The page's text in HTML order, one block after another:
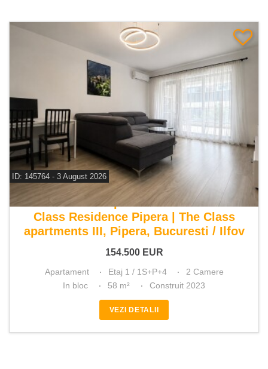
ID: 145764 - 3 August 2026
De vanzare apartament 2 camere
Class Residence Pipera | The Class
apartments III, Pipera, Bucuresti / Ilfov
154.500 EUR
Apartament Etaj 1 / 1S+P+4
2 Camere
In bloc
58 m² Construit 2023
VEZI DETALII